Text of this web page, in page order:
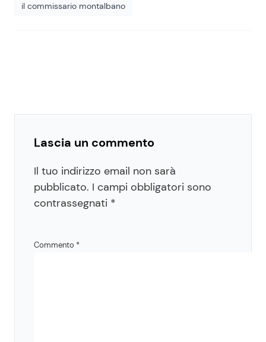
il commissario montalbano
Lascia un commento
Il tuo indirizzo email non sarà
pubblicato. I campi obbligatori sono
contrassegnati *
Commento *